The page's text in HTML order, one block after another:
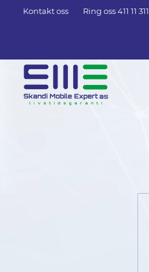
Kontakt oss Ring oss 411 11 311